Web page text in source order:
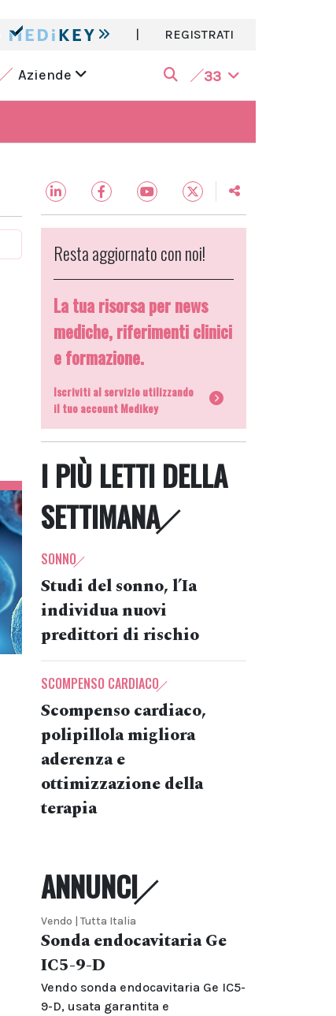
| REGISTRATI
Aziende 33
Resta aggiornato con noi!
La tua risorsa per news
mediche, riferimenti clinici
e formazione.
Iscriviti al servizio utilizzando
il tuo account Medikey
I PIÙ LETTI DELLA
SETTIMANA
SONNO
Studi del sonno, l’Ia
individua nuovi
predittori di rischio
SCOMPENSO CARDIACO
Scompenso cardiaco,
polipillola migliora
aderenza e
ottimizzazione della
terapia
ANNUNCI
Vendo | Tutta Italia
Sonda endocavitaria Ge
IC5-9-D
Vendo sonda endocavitaria Ge IC5-
9-D, usata garantita e